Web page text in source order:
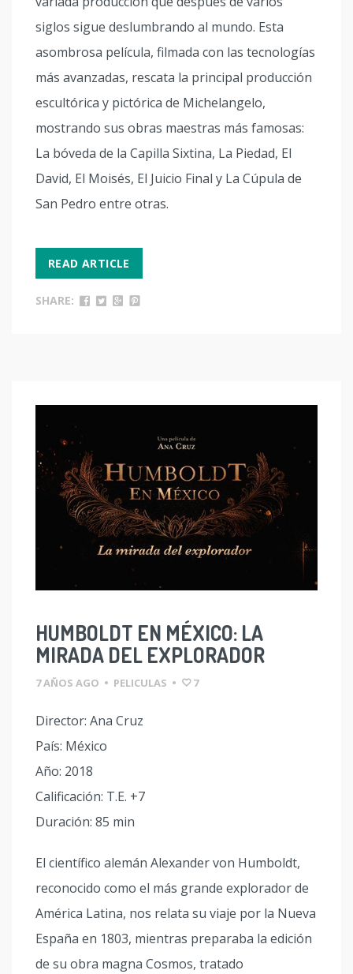
siglos sigue deslumbrando al mundo. Esta
asombrosa película, filmada con las tecnologías
más avanzadas, rescata la principal producción
escultórica y pictórica de Michelangelo,
mostrando sus obras maestras más famosas:
La bóveda de la Capilla Sixtina, La Piedad, El
David, El Moisés, El Juicio Final y La Cúpula de
San Pedro entre otras.
READ ARTICLE
SHARE:
HUMBOLDT EN MÉXICO: LA
MIRADA DEL EXPLORADOR
7 AÑOS AGO • PELICULAS • 7
Director: Ana Cruz
País: México
Año: 2018
Calificación: T.E. +7
Duración: 85 min
El científico alemán Alexander von Humboldt,
reconocido como el más grande explorador de
América Latina, nos relata su viaje por la Nueva
España en 1803, mientras preparaba la edición
de su obra magna Cosmos, tratado